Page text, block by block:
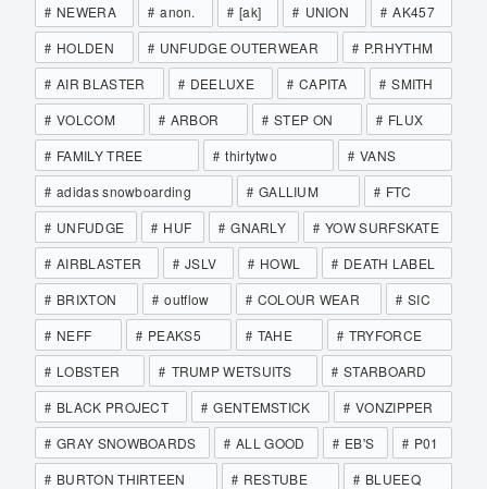
NEWERA
anon. [ak] UNION
AK457
HOLDEN
UNFUDGE OUTERWEAR
P.RHYTHM
AIR BLASTER
DEELUXE CAPITA
SMITH
VOLCOM
ARBOR STEP ON
FLUX
FAMILY TREE
thirtytwo
VANS
adidas snowboarding
GALLIUM
FTC
UNFUDGE
HUF GNARLY
YOW SURFSKATE
AIRBLASTER
JSLV HOWL
DEATH LABEL
BRIXTON
outflow COLOUR WEAR
SIC
NEFF
PEAKS5 TAHE
TRYFORCE
LOBSTER
TRUMP WETSUITS
STARBOARD
BLACK PROJECT
GENTEMSTICK
VONZIPPER
GRAY SNOWBOARDS
ALL GOOD EB'S
P01
BURTON THIRTEEN
RESTUBE BLUEEQ